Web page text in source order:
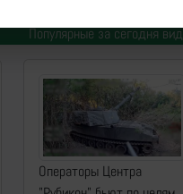
Популярные за сегодня
Операторы Центра